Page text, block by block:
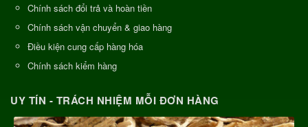
Chính sách đổi trả và hoàn tiền
Chính sách vận chuyển & giao hàng
Điều kiện cung cấp hàng hóa
Chính sách kiểm hàng
UY TÍN - TRÁCH NHIỆM MỖI ĐƠN HÀNG